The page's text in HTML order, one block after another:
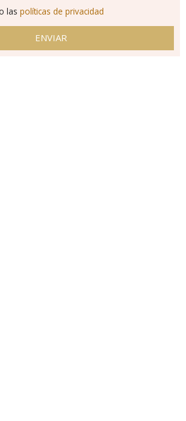
las políticas de privacidad
ENVIAR